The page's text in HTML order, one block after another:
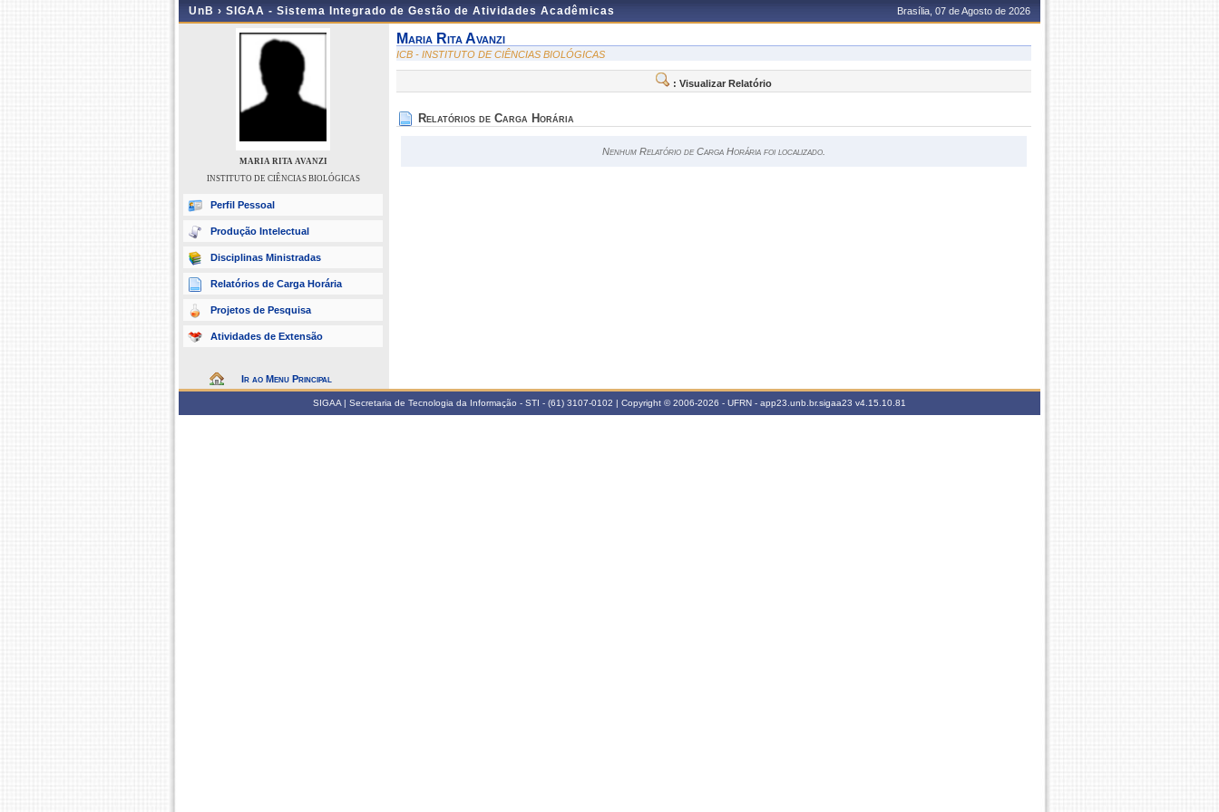
UnB › SIGAA - Sistema Integrado de Gestão de Atividades Acadêmicas Brasília, 07 de Agosto de 2026
MARIA RITA AVANZI
INSTITUTO DE CIÊNCIAS BIOLÓGICAS
Perfil Pessoal
Produção Intelectual
Disciplinas Ministradas
Relatórios de Carga Horária
Projetos de Pesquisa
Atividades de Extensão
Ir ao Menu Principal
Maria Rita Avanzi
ICB - INSTITUTO DE CIÊNCIAS BIOLÓGICAS
: Visualizar Relatório
Relatórios de Carga Horária
Nenhum Relatório de Carga Horária foi localizado.
SIGAA | Secretaria de Tecnologia da Informação - STI - (61) 3107-0102 | Copyright © 2006-2026 - UFRN - app23.unb.br.sigaa23 v4.15.10.81